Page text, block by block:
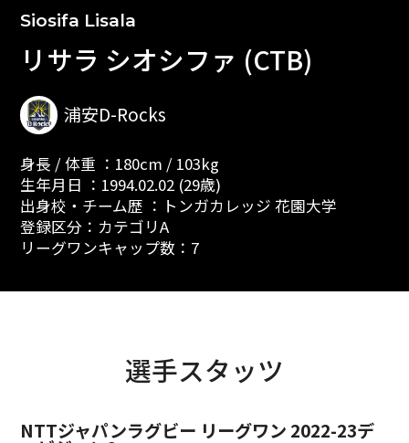
Siosifa Lisala
リサラ シオシファ (CTB)
浦安D-Rocks
身長 / 体重 ：180cm / 103kg
生年月日 ：1994.02.02 (29歳)
出身校・チーム歴 ：トンガカレッジ 花園大学
登録区分：カテゴリA
リーグワンキャップ数：7
選手スタッツ
NTTジャパンラグビー リーグワン 2022-23デ